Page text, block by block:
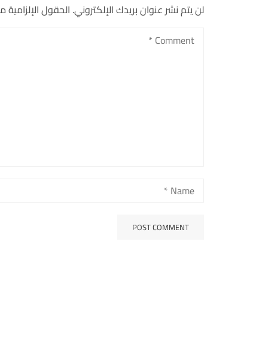
لن يتم نشر عنوان بريدك الإلكتروني. الحقول الإلزامية